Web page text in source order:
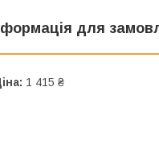
для
1 415 ₴